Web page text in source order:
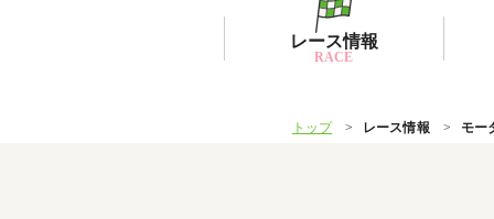
レース情報
RACE
トップ レース情報 モー